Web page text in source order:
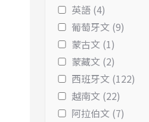
英語 (4)
葡萄牙文 (9)
蒙古文 (1)
蒙藏文 (2)
西班牙文 (122)
越南文 (22)
阿拉伯文 (7)